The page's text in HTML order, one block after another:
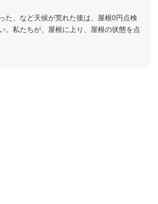
た、など天候が荒れた後は、屋根0円点検
。私たちが、屋根に上り、屋根の状態を点